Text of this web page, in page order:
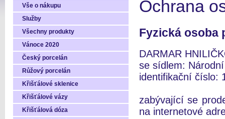
Vše o nákupu
Služby
Všechny produkty
Vánoce 2020
Český porcelán
Růžový porcelán
Křišťálové sklenice
Křišťálové vázy
Křišťálová dóza
Ochrana
Fyzická osoba
DARMAR
se sídlem:
identifikační číslo:
zabývající se
na internetové